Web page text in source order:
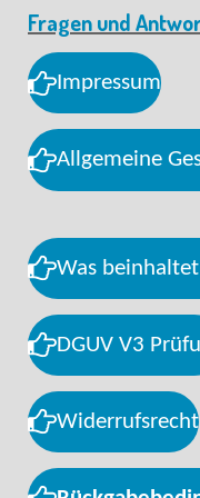
Fragen und
Impressum
Allgemeine
Was
DGUV V3
Widerrufsrecht